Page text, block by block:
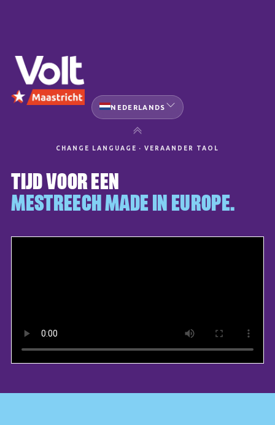
NEDERLANDS
CHANGE LANGUAGE · VERAANDER TAOL
TIJD VOOR EEN
MESTREECH MADE IN EUROPE.